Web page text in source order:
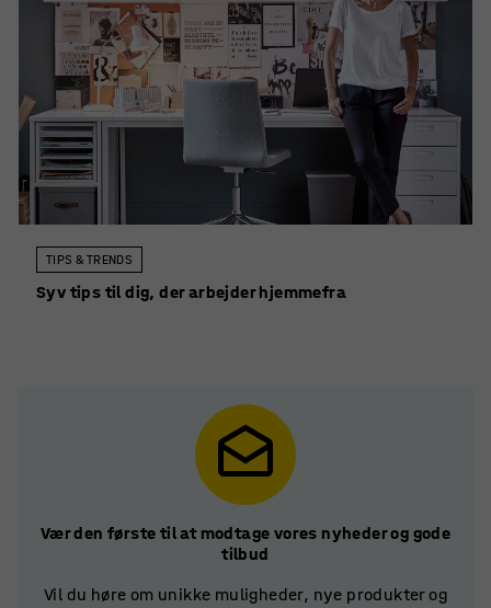
TIPS & TRENDS
Syv tips til dig, der arbejder hjemmefra
Vær den første til at modtage vores nyheder og gode
tilbud
Vil du høre om unikke muligheder, nye produkter og